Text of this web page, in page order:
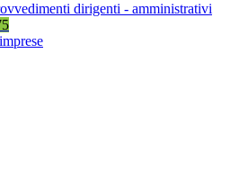
dirigenti - amministrativi